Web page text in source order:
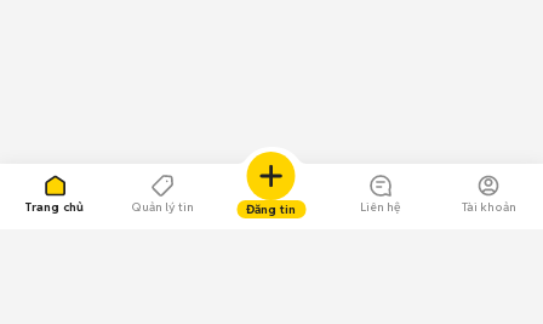
Trang chủ Quản lý tin Đăng tin Liên hệ Tài khoản